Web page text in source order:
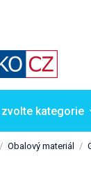
zvolte kategorie
Obalový materiál